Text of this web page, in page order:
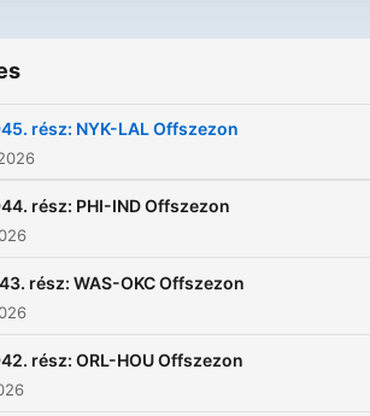
rész: NYK-LAL Offszezon
rész: PHI-IND Offszezon
rész: WAS-OKC Offszezon
rész: ORL-HOU Offszezon